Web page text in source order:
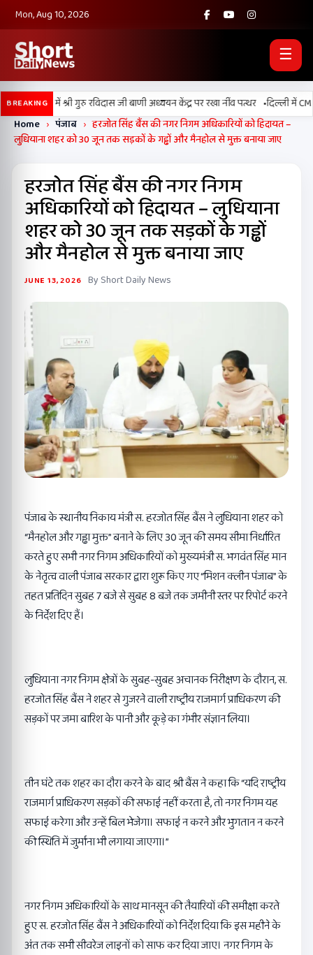
Mon, Aug 10, 2026
☰
BREAKING
बल्लां में श्री गुरु रविदास जी बाणी अध्ययन केंद्र पर रखा नींव पत्थर •दिल्ली में CM
Home › पंजाब › हरजोत सिंह बैंस की नगर निगम अधिकारियों को हिदायत –
लुधियाना शहर को 30 जून तक सड़कों के गड्ढों और मैनहोल से मुक्त बनाया जाए
हरजोत सिंह बैंस की नगर निगम
अधिकारियों को हिदायत – लुधियाना
शहर को 30 जून तक सड़कों के गड्ढों
और मैनहोल से मुक्त बनाया जाए
JUNE 13, 2026 By Short Daily News
पंजाब के स्थानीय निकाय मंत्री स. हरजोत सिंह बैंस ने लुधियाना शहर को
“मैनहोल और गड्ढा मुक्त” बनाने के लिए 30 जून की समय सीमा निर्धारित
करते हुए सभी नगर निगम अधिकारियों को मुख्यमंत्री स. भगवंत सिंह मान
के नेतृत्व वाली पंजाब सरकार द्वारा शुरू किए गए “मिशन क्लीन पंजाब” के
तहत प्रतिदिन सुबह 7 बजे से सुबह 8 बजे तक जमीनी स्तर पर रिपोर्ट करने
के निर्देश दिए हैं।
लुधियाना नगर निगम क्षेत्रों के सुबह-सुबह अचानक निरीक्षण के दौरान, स.
हरजोत सिंह बैंस ने शहर से गुजरने वाली राष्ट्रीय राजमार्ग प्राधिकरण की
सड़कों पर जमा बारिश के पानी और कूड़े का गंभीर संज्ञान लिया।
तीन घंटे तक शहर का दौरा करने के बाद श्री बैंस ने कहा कि “यदि राष्ट्रीय
राजमार्ग प्राधिकरण सड़कों की सफाई नहीं करता है, तो नगर निगम यह
सफाई करेगा और उन्हें बिल भेजेगा। सफाई न करने और भुगतान न करने
की स्थिति में जुर्माना भी लगाया जाएगा।”
नगर निगम अधिकारियों के साथ मानसून की तैयारियों की समीक्षा करते
हुए स. हरजोत सिंह बैंस ने अधिकारियों को निर्देश दिया कि इस महीने के
अंत तक सभी सीवरेज लाइनों को साफ कर दिया जाए। नगर निगम के